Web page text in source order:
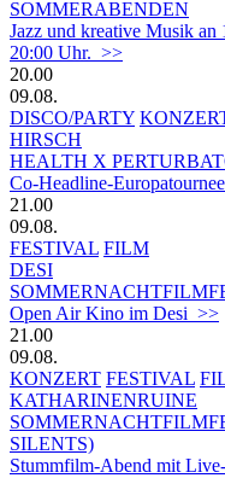
SOMMERABENDEN
Jazz und kreative Musik an
20:00 Uhr. >>
20.00
09.08.
DISCO/PARTY
HIRSCH
HEALTH X
Co-Headline-
21.00
09.08.
FESTIVAL FILM
DESI
Open Air Kino im Desi >>
21.00
09.08.
KONZERT FESTIVAL
KATHARINENRUINE
SILENTS)
Stummfilm-Abend mit